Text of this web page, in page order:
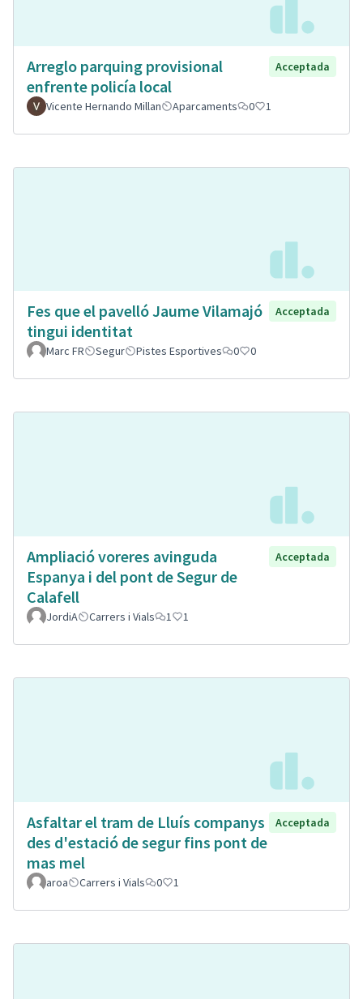
Arreglo parquing provisional
enfrente policía local
Acceptada
Vicente Hernando Millan Aparcaments 0 1
Fes que el pavelló Jaume Vilamajó
tingui identitat
Acceptada
Marc FR Segur Pistes Esportives 0 0
Ampliació voreres avinguda
Espanya i del pont de Segur de
Calafell
Acceptada
JordiA Carrers i Vials 1 1
Asfaltar el tram de Lluís companys
des d'estació de segur fins pont de
mas mel
Acceptada
aroa Carrers i Vials 0 1